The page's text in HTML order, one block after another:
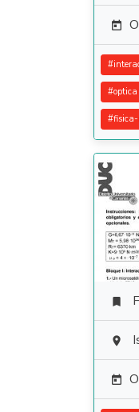

#
#optica
#


